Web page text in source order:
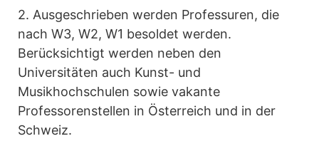
2. Ausgeschrieben werden Professuren, die
nach W3, W2, W1 besoldet werden.
Berücksichtigt werden neben den
Universitäten auch Kunst- und
Musikhochschulen sowie vakante
Professorenstellen in Österreich und in der
Schweiz.